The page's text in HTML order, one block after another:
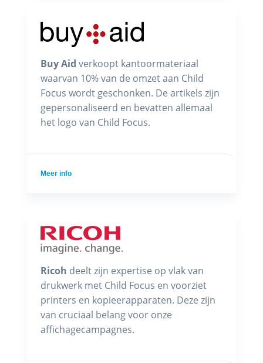
Buy Aid verkoopt kantoormateriaal
waarvan 10% van de omzet aan Child
Focus wordt geschonken. De artikels zijn
gepersonaliseerd en bevatten allemaal
het logo van Child Focus.
Meer info
Ricoh deelt zijn expertise op vlak van
drukwerk met Child Focus en voorziet
printers en kopieerapparaten. Deze zijn
van cruciaal belang voor onze
affichagecampagnes.